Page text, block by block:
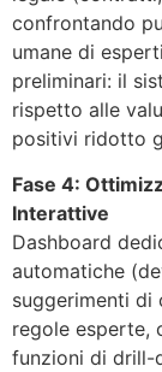
confrontando
umane di
preliminari: il
rispetto alle
positivi ridotto
Fase 4:
Interattive
Dashboard
automatiche
suggerimenti di
regole esperte,
funzioni di drill-